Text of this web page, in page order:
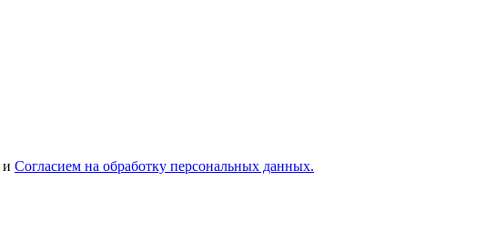
и Согласием на обработку персональных данных.